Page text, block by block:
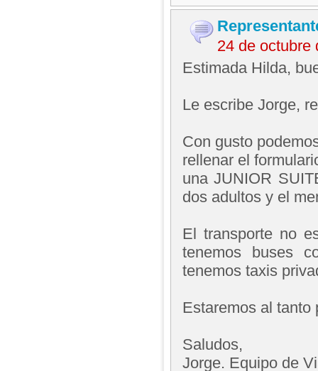
24 de octubre
Estimada Hilda,
Le escribe Jorge,
Con gusto
rellenar el
una JUNIOR
dos adultos y el
El transporte no
tenemos buses
tenemos taxis
Estaremos al tanto
Saludos,
Jorge. Equipo de